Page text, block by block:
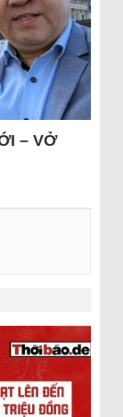
– VỞ